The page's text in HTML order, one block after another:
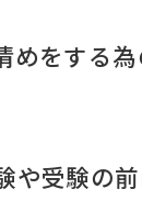
をする為
や受験の